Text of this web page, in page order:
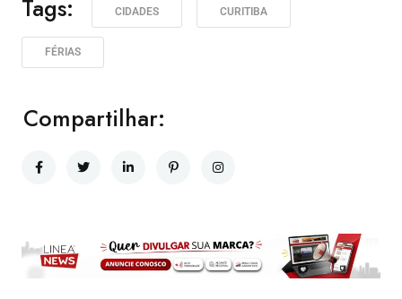
Tags: CIDADES CURITIBA
FÉRIAS
Compartilhar: